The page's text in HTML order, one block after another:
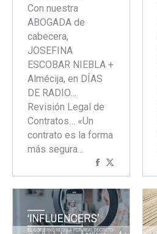
Con nuestra
ABOGADA de
cabecera,
JOSEFINA
ESCOBAR NIEBLA +
Almécija, en DÍAS
DE RADIO…
Revisión Legal de
Contratos… «Un
contrato es la forma
más segura…
Compartir
con
Facebook
con
Twitter